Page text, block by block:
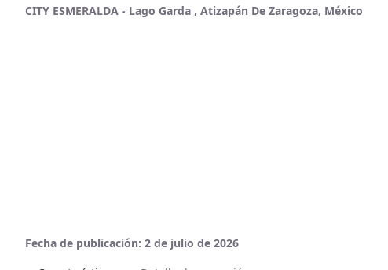
CITY ESMERALDA - Lago Garda , Atizapán De Zaragoza, México
Fecha de publicación: 2 de julio de 2026